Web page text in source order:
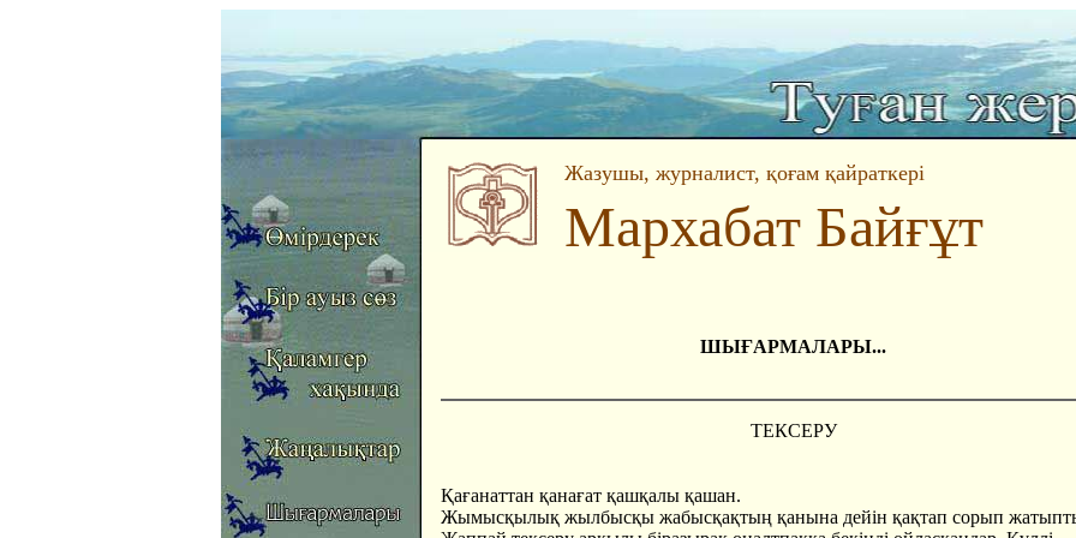
Жазушы, журналист, қоғам қайраткері
Мархабат Байғұт
ШЫҒАРМАЛАРЫ...
ТЕКСЕРУ
Қағанаттан қанағат қашқалы қашан.
Жымысқылық жылбысқы жабысқақтың қанына дейін қақтап сорып